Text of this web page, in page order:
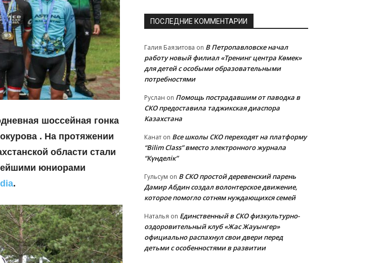
шоссейная гонка
. На протяжении
области стали
юниорами
.
ПОСЛЕДНИЕ КОММЕНТАРИИ
Галия Баязитова on В Петропавловске начал
работу новый филиал «Тренинг центра Көмек»
для детей с особыми образовательными
потребностями
Руслан on Помощь пострадавшим от паводка в
СКО предоставила таджикская диаспора
Казахстана
Канат on Все школы СКО переходят на платформу
“Bilim Class” вместо электронного журнала
“Күнделік”
Гульсум on В СКО простой деревенский парень
Дамир Абдин создал волонтерское движение,
которое помогло сотням нуждающихся семей
Наталья on Единственный в СКО физкультурно-
оздоровительный клуб «Жас Жауынгер»
официально распахнул свои двери перед
детьми с особенностями в развитии